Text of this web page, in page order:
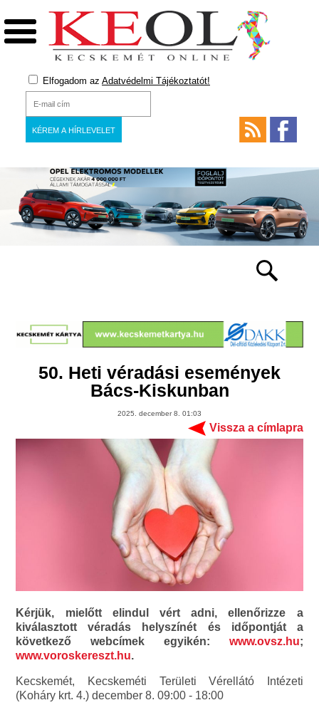
Elfogadom az Adatvédelmi Tájékoztatót!
50. Heti véradási események
Bács-Kiskunban
2025. december 8. 01:03
Vissza a címlapra
Kérjük, mielőtt elindul vért adni, ellenőrizze a
kiválasztott véradás helyszínét és időpontját a
következő webcímek egyikén: www.ovsz.hu;
www.voroskereszt.hu.
Kecskemét, Kecskeméti Területi Vérellátó Intézeti
(Koháry krt. 4.) december 8. 09:00 - 18:00